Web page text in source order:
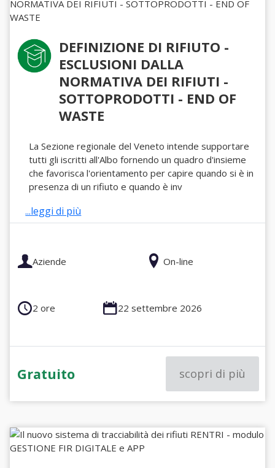
DEFINIZIONE DI RIFIUTO -
ESCLUSIONI DALLA
NORMATIVA DEI RIFIUTI -
SOTTOPRODOTTI - END OF
WASTE
La Sezione regionale del Veneto intende supportare
tutti gli iscritti all'Albo fornendo un quadro d'insieme
che favorisca l'orientamento per capire quando si è in
presenza di un rifiuto e quando è inv
...leggi di più
Aziende On-line
2 ore 22 settembre 2026
Gratuito scopri di più